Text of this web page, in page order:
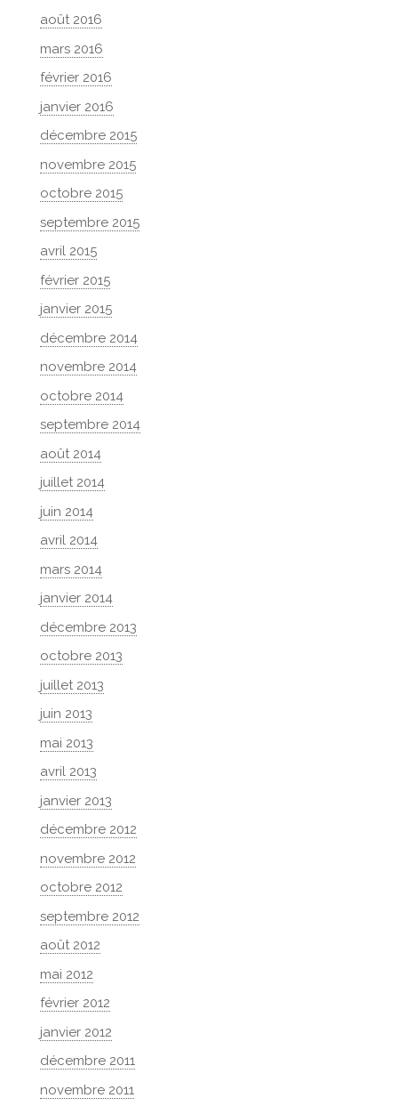
août 2016
mars 2016
février 2016
janvier 2016
décembre 2015
novembre 2015
octobre 2015
septembre 2015
avril 2015
février 2015
janvier 2015
décembre 2014
novembre 2014
octobre 2014
septembre 2014
août 2014
juillet 2014
juin 2014
avril 2014
mars 2014
janvier 2014
décembre 2013
octobre 2013
juillet 2013
juin 2013
mai 2013
avril 2013
janvier 2013
décembre 2012
novembre 2012
octobre 2012
septembre 2012
août 2012
mai 2012
février 2012
janvier 2012
décembre 2011
novembre 2011